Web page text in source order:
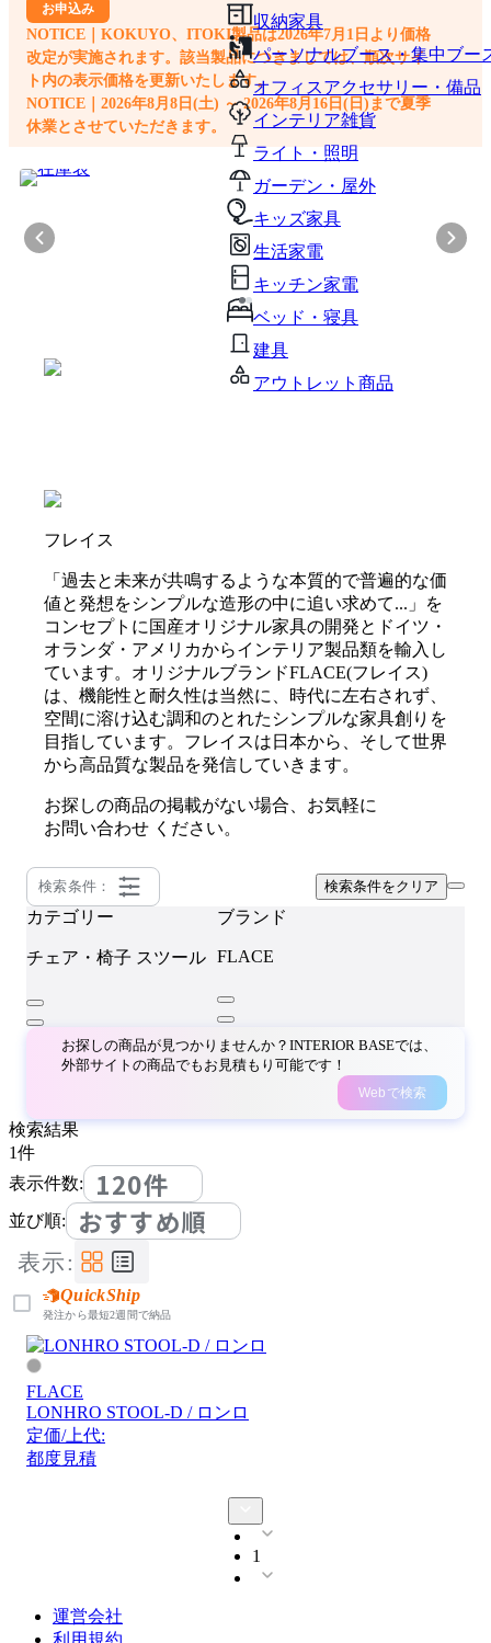
収納家具
パーソナルブース・集中ブー
オフィスアクセサリー・備品
インテリア雑貨
ライト・照明
ガーデン・屋外
キッズ家具
生活家電
キッチン家電
ベッド・寝具
建具
アウトレット商品
お申込み
NOTICE｜KOKUYO、ITOKI製品は2026年7月1日より価格
改定が実施されます。該当製品につきましては、順次サイ
ト内の表示価格を更新いたします。
NOTICE｜2026年8月8日(土) ～ 2026年8月16日(日)まで夏季
休業とさせていただきます。
フレイス
「過去と未来が共鳴するような本質的で普遍的な価
値と発想をシンプルな造形の中に追い求めて...」を
コンセプトに国産オリジナル家具の開発とドイツ・
オランダ・アメリカからインテリア製品類を輸入し
ています。オリジナルブランドFLACE(フレイス)
は、機能性と耐久性は当然に、時代に左右されず、
空間に溶け込む調和のとれたシンプルな家具創りを
目指しています。フレイスは日本から、そして世界
から高品質な製品を発信していきます。
お探しの商品の掲載がない場合、お気軽に
お問い合わせ ください。
検索条件： 検索条件をクリア
カテゴリー
チェア・椅子 スツール
ブランド
FLACE
お探しの商品が見つかりませんか？INTERIOR BASEでは、
外部サイトの商品でもお見積もり可能です！
Webで検索
検索結果
1件
表示件数:
120件
並び順: おすすめ順
表示:
QuickShip
発注から最短2週間で納品
FLACE
LONHRO STOOL-D / ロンロ
定価/上代:
都度見積
1
運営会社
利用規約